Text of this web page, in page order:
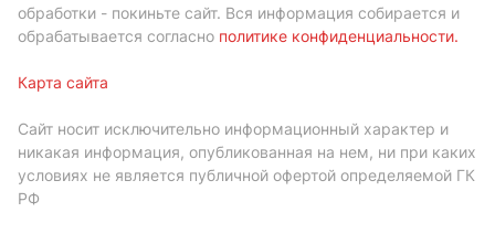
обработки - покиньте сайт. Вся информация собирается и
обрабатывается согласно политике конфиденциальности.
Карта сайта
Сайт носит исключительно информационный характер и
никакая информация, опубликованная на нем, ни при каких
условиях не является публичной офертой определяемой ГК
РФ